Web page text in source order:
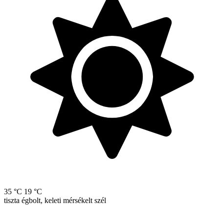
35 °C 19 °C
tiszta égbolt, keleti mérsékelt szél